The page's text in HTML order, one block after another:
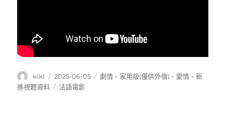
作
者
kiki
發
佈
2025-06-05
分
劇情 、 家用版(僅供外借) 、 愛情 、新
進視聽資料
標
法語電影